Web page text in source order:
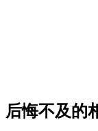
后悔不及的